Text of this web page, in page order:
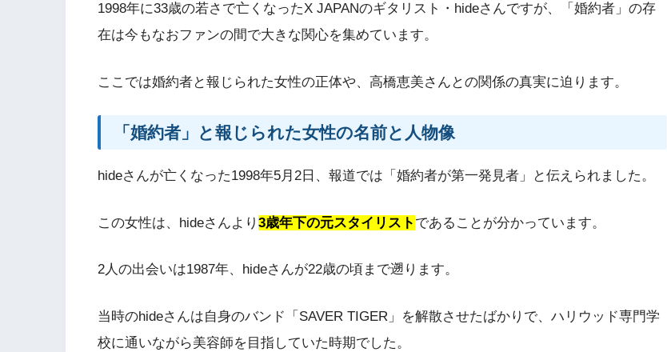
1998年に33歳の若さで亡くなったX JAPANのギタリスト・hideさんですが、「婚約者」の存
在は今もなおファンの間で大きな関心を集めています。
ここでは婚約者と報じられた女性の正体や、高橋恵美さんとの関係の真実に迫ります。
「婚約者」と報じられた女性の名前と人物像
hideさんが亡くなった1998年5月2日、報道では「婚約者が第一発見者」と伝えられました。
この女性は、hideさんより 3歳年下の元スタイリスト であることが分かっています。
2人の出会いは1987年、hideさんが22歳の頃まで遡ります。
当時のhideさんは自身のバンド「SAVER TIGER」を解散させたばかりで、ハリウッド専門学
校に通いながら美容師を目指していた時期でした。